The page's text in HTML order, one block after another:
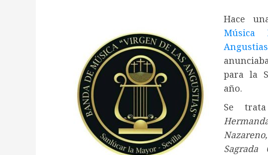
Hace
Música
para la
año.
Se
Sagrada